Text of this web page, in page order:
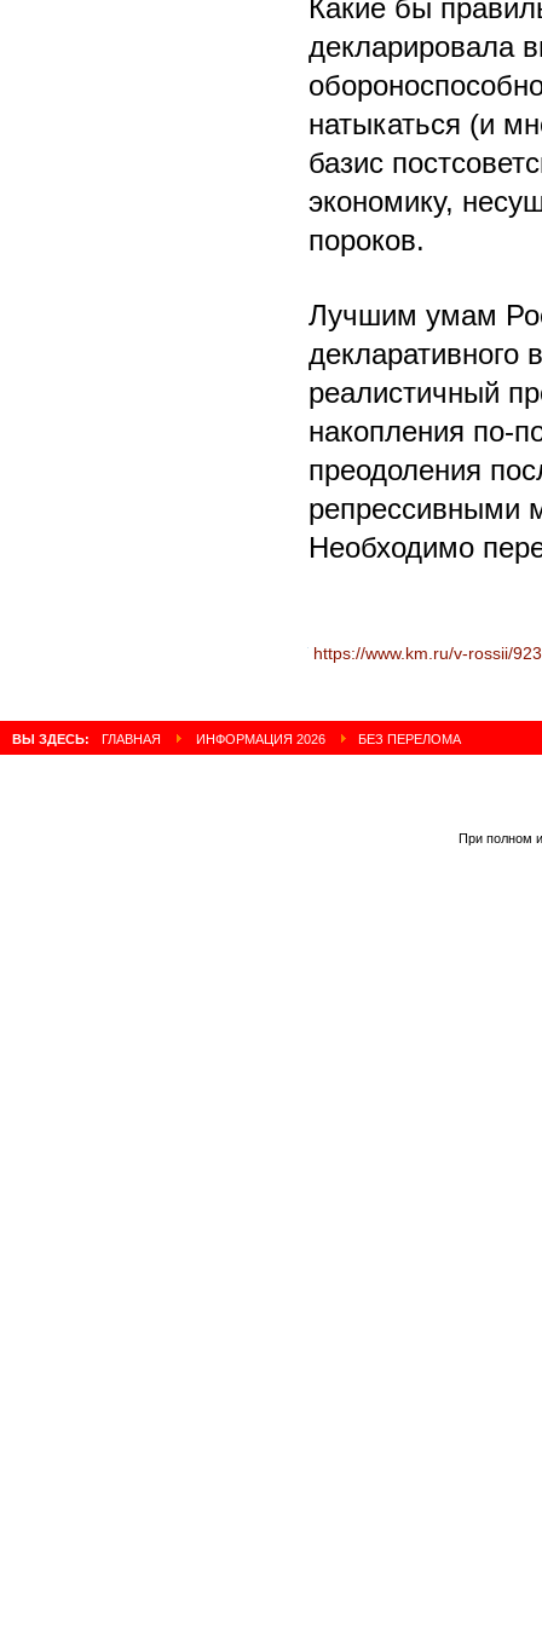
Какие бы
декларировала
натыкаться (и
базис
экономику,
пороков.
Лучшим умам
декларативного
реалистичный
накопления по-
преодоления
репрессивными
Необходимо
Читать полностью:
https://www.km.ru/v-rossii/923016-bez-pereloma
https://www.km.ru/v-rossii/
ВЫ ЗДЕСЬ: ГЛАВНАЯ ИНФОРМАЦИЯ 2026 БЕЗ ПЕРЕЛОМА
При полном